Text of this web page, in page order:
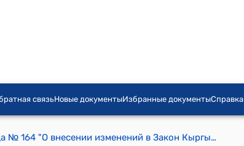
связьНовые документыИзбранные документыСправка
Закон КР от 13 сентября 2024 года № 164 "О внесении изменений в Закон Кыргызской Республики "О возобновляемых источниках энергии"